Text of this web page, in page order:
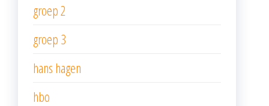
groep 2
groep 3
hans hagen
hbo